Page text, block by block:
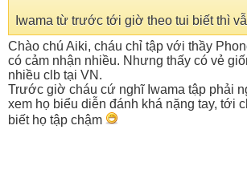
Iwama từ trước tới giờ theo tui biết thì
Chào chú Aiki, cháu chỉ tập với thầy
có cảm nhận nhiều. Nhưng thấy có vẻ
nhiều clb tại VN.
Trước giờ cháu cứ nghĩ Iwama tập phải
xem họ biểu diễn đánh khá nặng tay, tới
biết họ tập chậm